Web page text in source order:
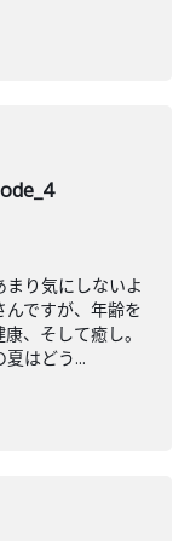
り気にしないよ
ですが、年齢を
、そして癒し。
はどう...